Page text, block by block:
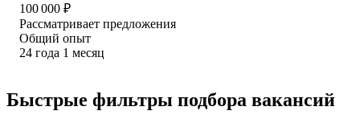
100 000 ₽
Рассматривает предложения
Общий опыт
24 года 1 месяц
Быстрые фильтры подбора вакансий